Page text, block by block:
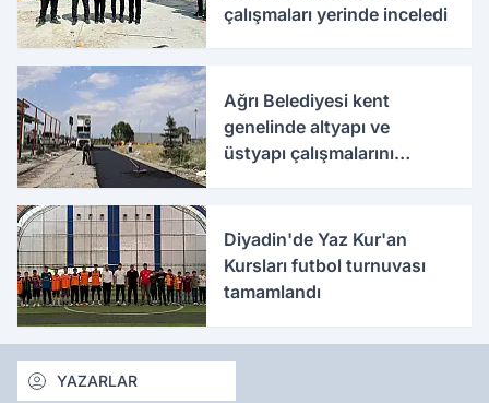
çalışmaları yerinde inceledi
Ağrı Belediyesi kent
genelinde altyapı ve
üstyapı çalışmalarını
Diyadin'de Yaz Kur'an
Kursları futbol turnuvası
tamamlandı
YAZARLAR